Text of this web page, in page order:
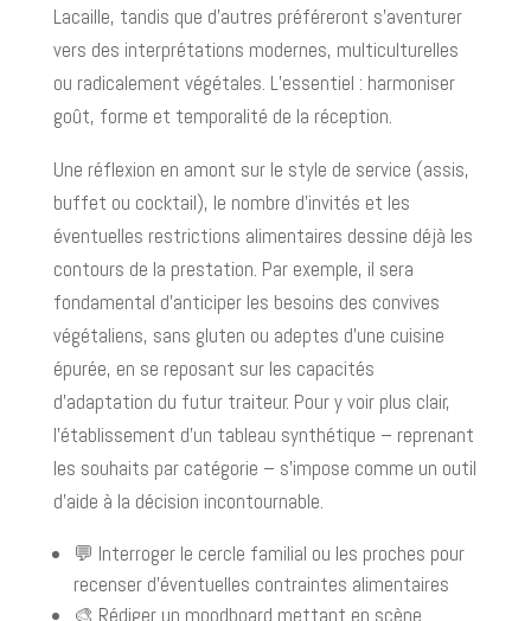
Lacaille, tandis que d’autres préféreront s’aventurer
vers des interprétations modernes, multiculturelles
ou radicalement végétales. L’essentiel : harmoniser
goût, forme et temporalité de la réception.
Une réflexion en amont sur le style de service (assis,
buffet ou cocktail), le nombre d’invités et les
éventuelles restrictions alimentaires dessine déjà les
contours de la prestation. Par exemple, il sera
fondamental d’anticiper les besoins des convives
végétaliens, sans gluten ou adeptes d’une cuisine
épurée, en se reposant sur les capacités
d’adaptation du futur traiteur. Pour y voir plus clair,
l’établissement d’un tableau synthétique – reprenant
les souhaits par catégorie – s’impose comme un outil
d’aide à la décision incontournable.
💬 Interroger le cercle familial ou les proches pour
recenser d’éventuelles contraintes alimentaires
🎨 Rédiger un moodboard mettant en scène